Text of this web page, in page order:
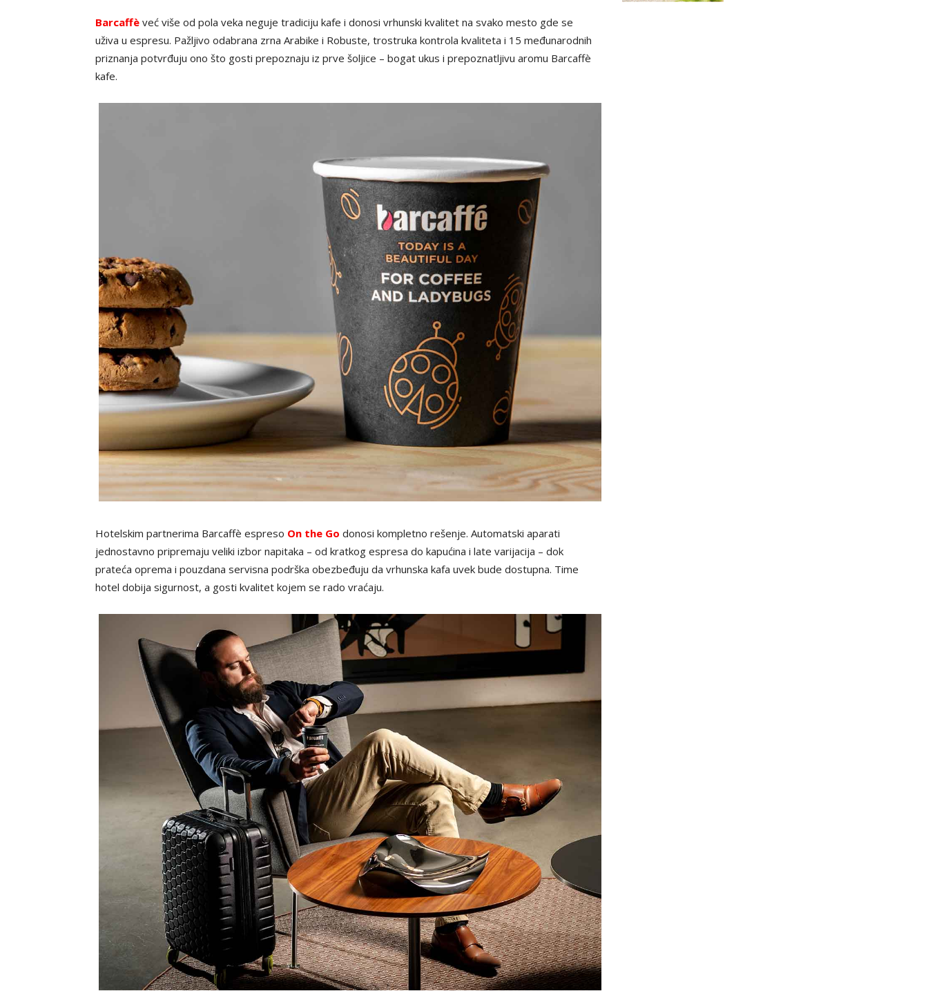
Barcaffè već više od pola veka neguje tradiciju kafe i donosi vrhunski kvalitet na svako mesto gde se
uživa u espresu. Pažljivo odabrana zrna Arabike i Robuste, trostruka kontrola kvaliteta i 15 međunarodnih
priznanja potvrđuju ono što gosti prepoznaju iz prve šoljice – bogat ukus i prepoznatljivu aromu Barcaffè
kafe.
Hotelskim partnerima Barcaffè espreso On the Go donosi kompletno rešenje. Automatski aparati
jednostavno pripremaju veliki izbor napitaka – od kratkog espresa do kapućina i late varijacija – dok
prateća oprema i pouzdana servisna podrška obezbeđuju da vrhunska kafa uvek bude dostupna. Time
hotel dobija sigurnost, a gosti kvalitet kojem se rado vraćaju.